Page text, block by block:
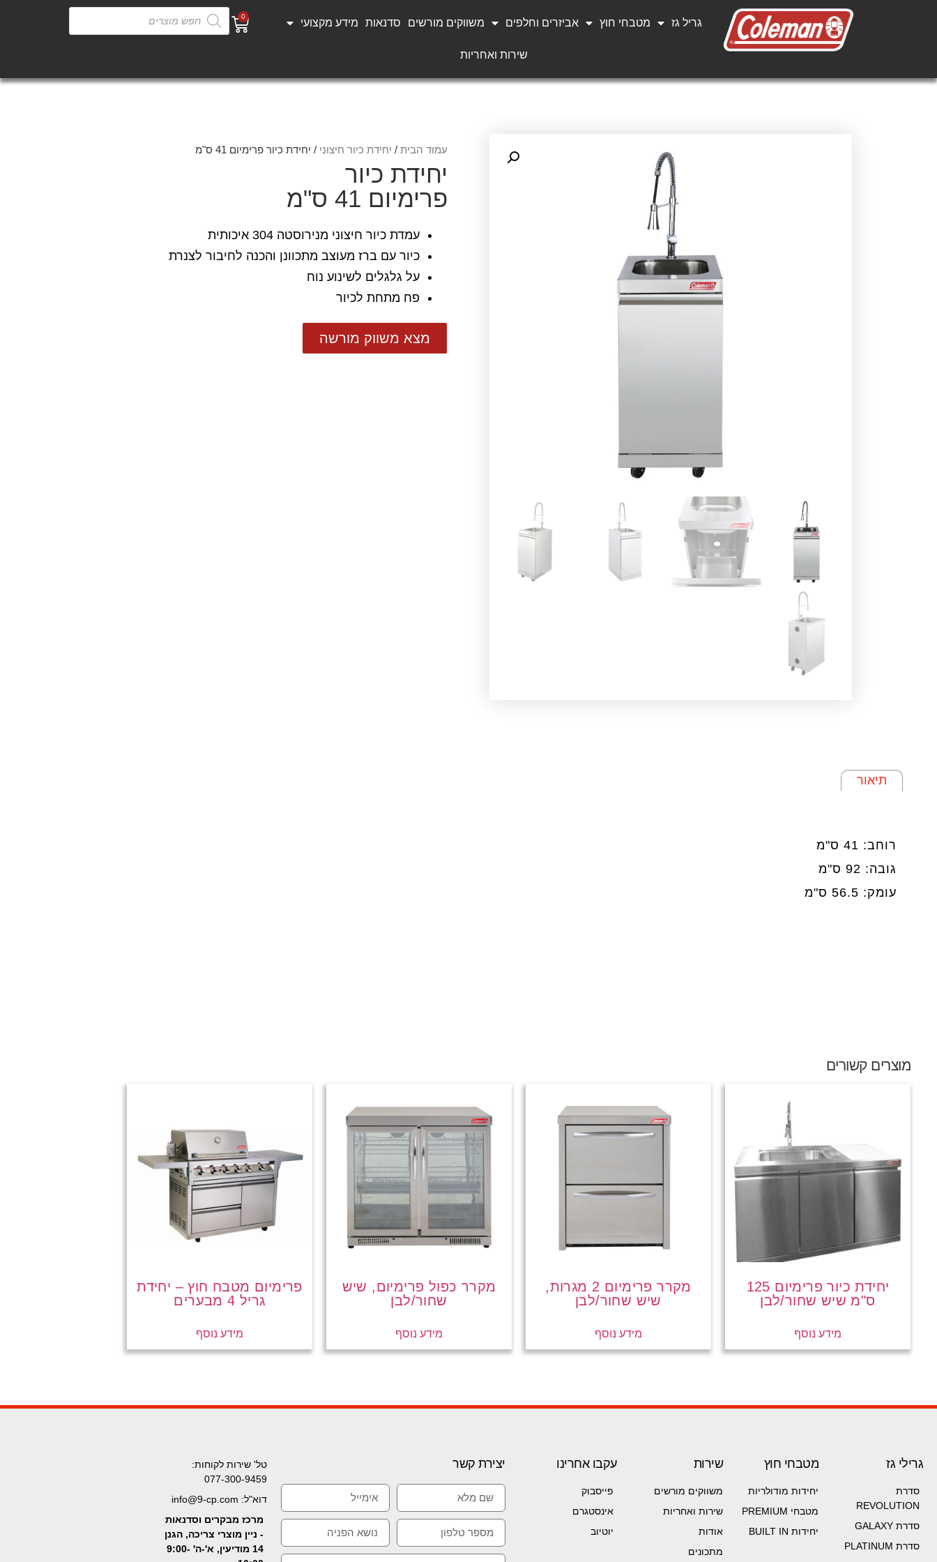
גריל גז מטבחי חוץ אביזרים וחלפים משווקים מורשים סדנאות מידע מקצועי
שירות ואחריות
0
עמוד הבית/ יחידת כיור חיצוני / יחידת כיור פרימיום 41 ס"מ
יחידת כיור
פרימיום 41 ס"מ
עמדת כיור חיצוני מנירוסטה 304 איכותית
כיור עם ברז מעוצב מתכוונן והכנה לחיבור לצנרת
על גלגלים לשינוע נוח
פח מתחת לכיור
מצא משווק מורשה
תיאור
רוחב: 41 ס"מ
גובה: 92 ס"מ
עומק: 56.5 ס"מ
מוצרים קשורים
יחידת כיור פרימיום 125
ס"מ שיש שחור/לבן
מידע נוסף
מקרר פרימיום 2 מגרות,
שיש שחור/לבן
מידע נוסף
מקרר כפול פרימיום, שיש
שחור/לבן
מידע נוסף
פרימיום מטבח חוץ – יחידת
גריל 4 מבערים
מידע נוסף
גרילי גז
סדרת
REVOLUTION
סדרת GALAXY
סדרת PLATINUM
מטבחי חוץ
יחידות מודולריות
מטבחי PREMIUM
יחידות BUILT IN
שירות
משווקים מורשים
שירות ואחריות
אודות
מתכונים
עקבו אחרינו
פייסבוק
אינסטגרם
יוטיוב
יצירת קשר
טל' שירות לקוחות:
077-300-9459
דוא"ל: info@9-cp.com
מרכז מבקרים וסדנאות
- ניין מוצרי צריכה, הגנן
14 מודיעין, א'-ה' 9:00-